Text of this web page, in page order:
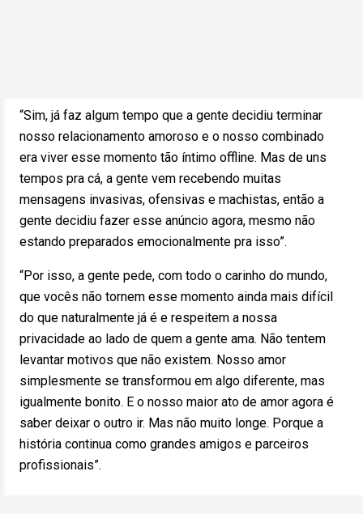
“Sim, já faz algum tempo que a gente decidiu terminar
nosso relacionamento amoroso e o nosso combinado
era viver esse momento tão íntimo offline. Mas de uns
tempos pra cá, a gente vem recebendo muitas
mensagens invasivas, ofensivas e machistas, então a
gente decidiu fazer esse anúncio agora, mesmo não
estando preparados emocionalmente pra isso”.
“Por isso, a gente pede, com todo o carinho do mundo,
que vocês não tornem esse momento ainda mais difícil
do que naturalmente já é e respeitem a nossa
privacidade ao lado de quem a gente ama. Não tentem
levantar motivos que não existem. Nosso amor
simplesmente se transformou em algo diferente, mas
igualmente bonito. E o nosso maior ato de amor agora é
saber deixar o outro ir. Mas não muito longe. Porque a
história continua como grandes amigos e parceiros
profissionais”.